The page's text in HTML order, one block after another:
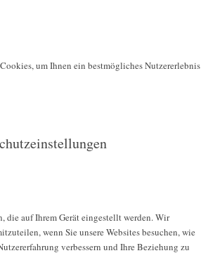
um Ihnen ein bestmögliches Nutzererlebnis
die auf Ihrem Gerät eingestellt werden. Wir
wenn Sie unsere Websites besuchen, wie
verbessern und Ihre Beziehung zu